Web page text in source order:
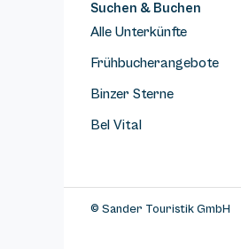
Suchen & Buchen
Alle Unterkünfte
Frühbucherangebote
Binzer Sterne
Bel Vital
© Sander Touristik GmbH